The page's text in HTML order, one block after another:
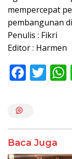
mempercepat
pembangunan
Penulis : Fikri
Editor : Harmen
F
o
o
T
Baca Juga